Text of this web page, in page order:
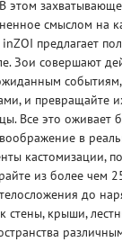
этом
смыслом
предлагает
Зои совершают
и превращайте
Все это
в
кастомизации,
из более чем
до
стены, крыши,